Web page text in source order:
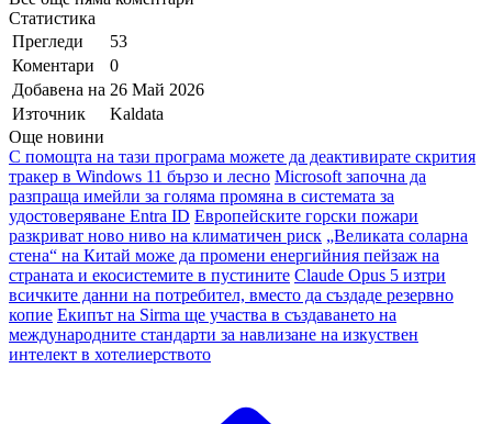
Статистика
Прегледи
53
Коментари
0
Добавена на 26 Май 2026
Източник
Kaldata
Още новини
С помощта на тази програма можете да деактивирате скрития
тракер в Windows 11 бързо и лесно Microsoft започна да
разпраща имейли за голяма промяна в системата за
удостоверяване Entra ID Европейските горски пожари
разкриват ново ниво на климатичен риск „Великата соларна
стена“ на Китай може да промени енергийния пейзаж на
страната и екосистемите в пустините Claude Opus 5 изтри
всичките данни на потребител, вместо да създаде резервно
копие Екипът на Sirma ще участва в създаването на
международните стандарти за навлизане на изкуствен
интелект в хотелиерството